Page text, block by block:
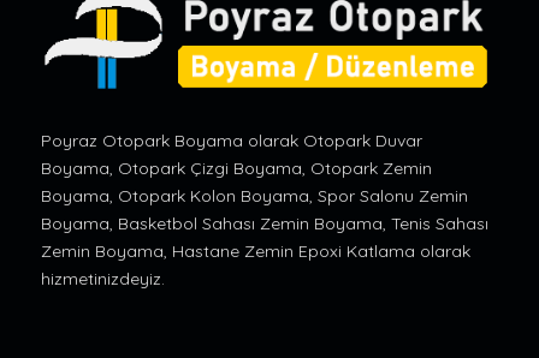
Poyraz Otopark Boyama olarak Otopark Duvar
Boyama, Otopark Çizgi Boyama, Otopark Zemin
Boyama, Otopark Kolon Boyama, Spor Salonu Zemin
Boyama, Basketbol Sahası Zemin Boyama, Tenis Sahası
Zemin Boyama, Hastane Zemin Epoxi Katlama olarak
hizmetinizdeyiz.